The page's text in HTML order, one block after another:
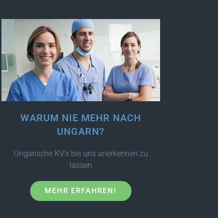
WARUM NIE MEHR NACH
UNGARN?
Ungarische KV’s bei uns anerkennen zu
lassen
MEHR ERFAHREN!